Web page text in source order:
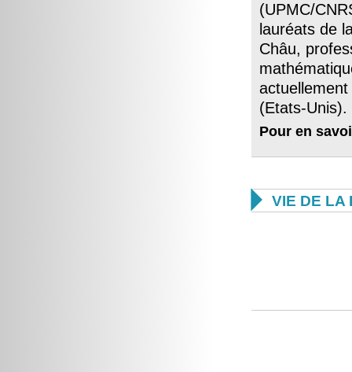
(UPMC/
lauréats de
Châu,
(Etats-Unis).
Pour en
 VIE DE LA